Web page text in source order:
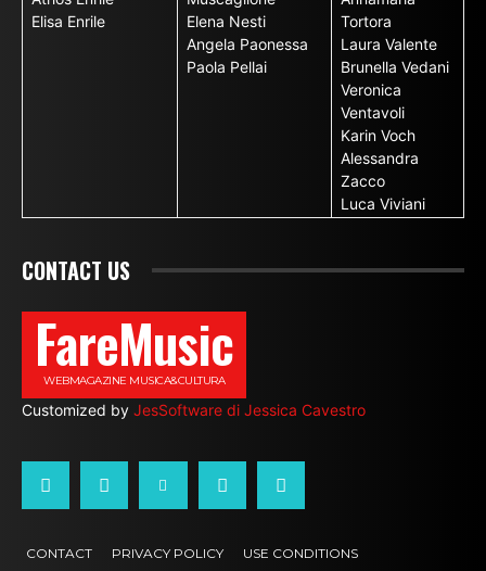
Elisa Enrile
Elena Nesti
Angela Paonessa
Paola Pellai
Tortora
Laura Valente
Brunella Vedani
Veronica
Ventavoli
Karin Voch
Alessandra
Zacco
Luca Viviani
CONTACT US
FareMusic
WEBMAGAZINE MUSICA&CULTURA
Customized by JesSoftware di Jessica Cavestro
CONTACT PRIVACY POLICY USE CONDITIONS